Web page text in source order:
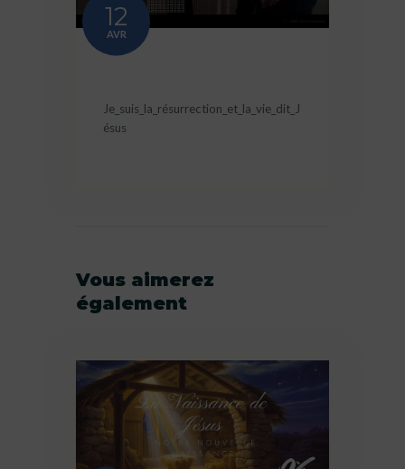
12
AVR
Je_suis_la_résurrection_et_la_vie_dit_J
ésus
Vous aimerez
également